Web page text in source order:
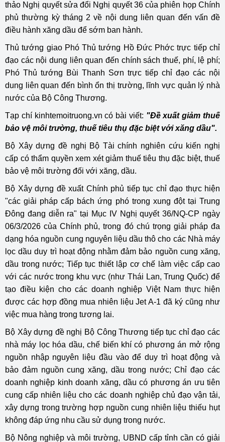
thảo Nghị quyết sửa đổi Nghị quyết 36 của phiên họp Chính
phủ thường kỳ tháng 2 về nội dung liên quan đến vấn đề
điều hành xăng dầu để sớm ban hành.
Thủ tướng giao Phó Thủ tướng Hồ Đức Phớc trực tiếp chỉ
đạo các nội dung liên quan đến chính sách thuế, phí, lệ phí;
Phó Thủ tướng Bùi Thanh Sơn trực tiếp chỉ đạo các nội
dung liên quan đến bình ổn thị trường, lĩnh vực quản lý nhà
nước của Bộ Công Thương.
Tạp chí kinhtemoitruong.vn có bài viết: "Đề xuất giảm thuế
bảo vệ môi trường, thuế tiêu thụ đặc biệt với xăng dầu".
Bộ Xây dựng đề nghị Bộ Tài chính nghiên cứu kiến nghị
cấp có thẩm quyền xem xét giảm thuế tiêu thụ đặc biệt, thuế
bảo vệ môi trường đối với xăng, dầu.
Bộ Xây dựng đề xuất Chính phủ tiếp tục chỉ đạo thực hiện
"các giải pháp cấp bách ứng phó trong xung đột tại Trung
Đông đang diễn ra" tại Mục IV Nghị quyết 36/NQ-CP ngày
06/3/2026 của Chính phủ, trong đó chú trọng giải pháp đa
dạng hóa nguồn cung nguyên liệu dầu thô cho các Nhà máy
lọc dầu duy trì hoạt động nhằm đảm bảo nguồn cung xăng,
dầu trong nước; Tiếp tục thiết lập cơ chế làm việc cấp cao
với các nước trong khu vực (như Thái Lan, Trung Quốc) để
tạo điều kiện cho các doanh nghiệp Việt Nam thực hiện
được các hợp đồng mua nhiên liệu Jet A-1 đã ký cũng như
việc mua hàng trong tương lai.
Bộ Xây dựng đề nghị Bộ Công Thương tiếp tục chỉ đạo các
nhà máy lọc hóa dầu, chế biến khí có phương án mở rộng
nguồn nhập nguyên liệu đầu vào để duy trì hoạt động và
bảo đảm nguồn cung xăng, dầu trong nước; Chỉ đạo các
doanh nghiệp kinh doanh xăng, dầu có phương án ưu tiên
cung cấp nhiên liệu cho các doanh nghiệp chủ đạo vận tải,
xây dựng trong trường hợp nguồn cung nhiên liệu thiếu hụt
không đáp ứng nhu cầu sử dụng trong nước.
Bộ Nông nghiệp và môi trường, UBND cấp tỉnh cần có giải